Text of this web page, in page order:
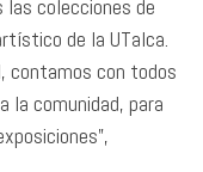
las colecciones de
de la UTalca.
contamos con todos
la comunidad, para